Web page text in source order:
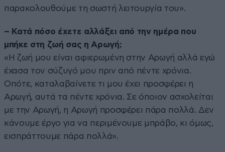
παρακολουθούμε τη σωστή λειτουργία του».
– Κατά πόσο έχετε αλλάξει από την ημέρα που
μπήκε στη ζωή σας η Αρωγή;
«Η ζωή μου είναι αφιερωμένη στην Αρωγή αλλά εγώ
έχασα τον σύζυγό μου πριν από πέντε χρόνια.
Οπότε, καταλαβαίνετε τι μου έχει προσφέρει η
Αρωγή, αυτά τα πέντε χρόνια. Σε όποιον ασχολείται
με την Αρωγή, η Αρωγή προσφέρει πάρα πολλά. Δεν
κάνουμε έργο για να περιμένουμε μπράβο, κι όμως,
εισπράττουμε πάρα πολλά».